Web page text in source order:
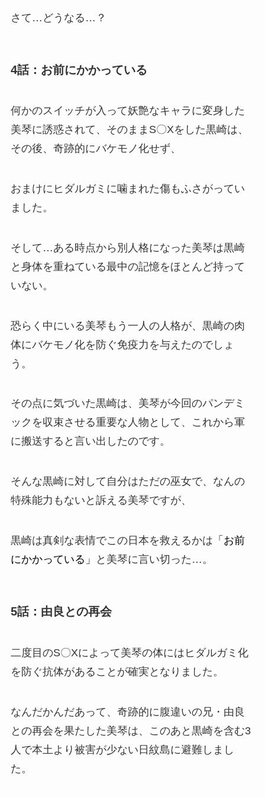
さて…どうなる…？
4話：お前にかかっている
何かのスイッチが入って妖艶なキャラに変身した
美琴に誘惑されて、そのままS〇Xをした黒崎は、
その後、奇跡的にバケモノ化せず、
おまけにヒダルガミに噛まれた傷もふさがってい
ました。
そして…ある時点から 別人格になった美琴は黒崎
と身体を重ねている最中の記憶をほとんど持って
いない。
恐らく中にいる美琴もう一人の人格が、黒崎の肉
体にバケモノ化を防ぐ免疫力を与えたのでしょ
う。
その点に気づいた黒崎は、美琴が今回のパンデミ
ックを収束させる重要な人物として、これから軍
に搬送すると言い出したのです。
そんな黒崎に対して自分はただの巫女で、なんの
特殊能力もないと訴える美琴ですが、
黒崎は真剣な表情でこの日本を救えるかは 「お前
にかかっている」
と美琴に言い切った…。
5話：由良との再会
二度目のS〇Xによって美琴の体にはヒダルガミ化
を防ぐ抗体があることが確実となりました。
なんだかんだあって、奇跡的に腹違いの兄・ 由良
との再会を果たした美琴は、このあと黒崎を含む3
人で本土より被害が少ない日紋島に避難しまし
た。